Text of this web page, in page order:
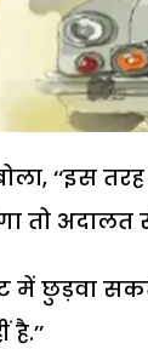
‘‘इस तरह
तो अदालत
में छुड़वा